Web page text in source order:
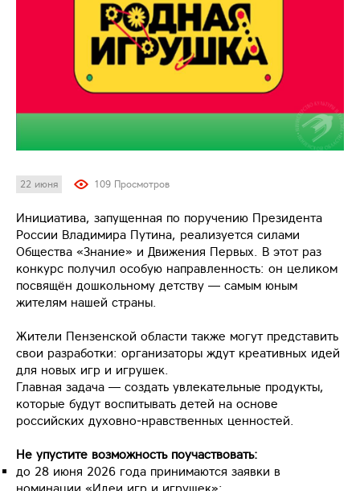
22 июня 109 Просмотров
Инициатива, запущенная по поручению Президента
России Владимира Путина, реализуется силами
Общества «Знание» и Движения Первых. В этот раз
конкурс получил особую направленность: он целиком
посвящён дошкольному детству — самым юным
жителям нашей страны.
Жители Пензенской области также могут представить
свои разработки: организаторы ждут креативных идей
для новых игр и игрушек.
Главная задача — создать увлекательные продукты,
которые будут воспитывать детей на основе
российских духовно‑нравственных ценностей.
Не упустите возможность поучаствовать:
до 28 июня 2026 года принимаются заявки в